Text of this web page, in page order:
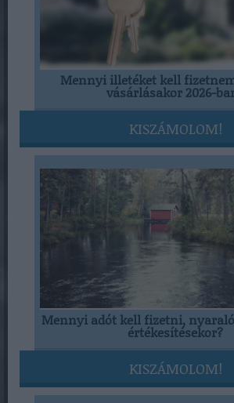
Mennyi illetéket kell
vásárlásakor 2026-
KISZÁMOLOM!
Mennyi adót kell fizetni,
értékesítésekor?
KISZÁMOLOM!